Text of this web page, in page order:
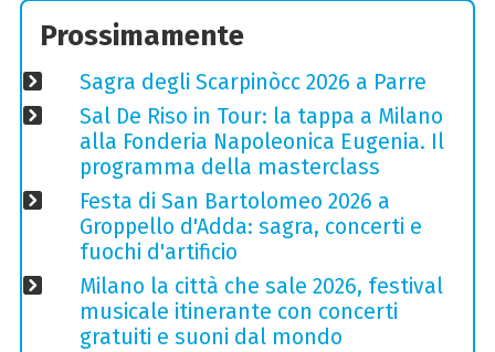
Prossimamente
Sagra degli Scarpinòcc 2026 a Parre
Sal De Riso in Tour: la tappa a Milano
alla Fonderia Napoleonica Eugenia. Il
programma della masterclass
Festa di San Bartolomeo 2026 a
Groppello d'Adda: sagra, concerti e
fuochi d'artificio
Milano la città che sale 2026, festival
musicale itinerante con concerti
gratuiti e suoni dal mondo